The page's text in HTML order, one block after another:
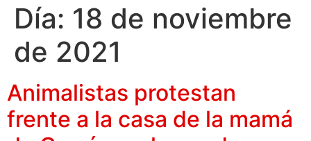
Día: 18 de noviembre
de 2021
Animalistas protestan
frente a la casa de la mamá